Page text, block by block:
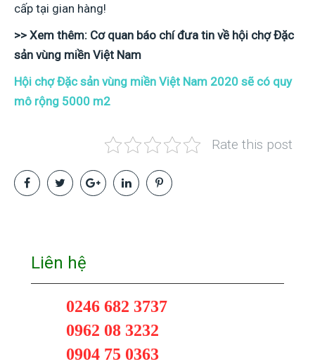
cấp tại gian hàng!
>> Xem thêm: Cơ quan báo chí đưa tin về hội chợ Đặc
sản vùng miền Việt Nam
Hội chợ Đặc sản vùng miền Việt Nam 2020 sẽ có quy
mô rộng 5000 m2
Rate this post
Liên hệ
0246 682 3737
0962 08 3232
0904 75 0363